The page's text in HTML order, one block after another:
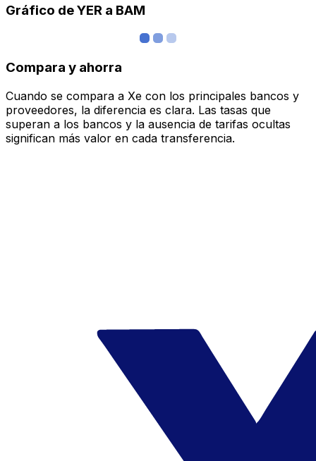
Gráfico de YER a BAM
Compara y ahorra
Cuando se compara a Xe con los principales bancos y
proveedores, la diferencia es clara. Las tasas que
superan a los bancos y la ausencia de tarifas ocultas
significan más valor en cada transferencia.